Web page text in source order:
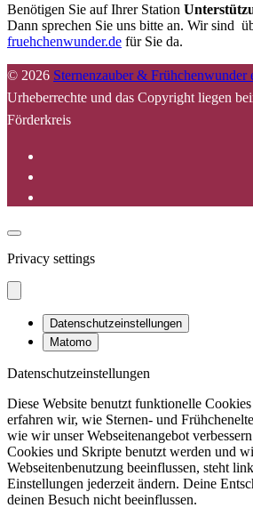
Benötigen Sie auf Ihrer Station
Dann sprechen Sie uns bitte an. Wir sind
fruehchenwunder.de für Sie da.
© 2026 Sternenzauber & Frühchenwunder
Urheberrechte und das Copyright liegen
Förderkreis
Privacy settings
Datenschutzeinstellungen
Matomo
Datenschutzeinstellungen
Diese Website benutzt funktionelle
erfahren wir, wie Sternen- und
wie wir unser Webseitenangebot
Cookies und Skripte benutzt werden und
Webseitenbenutzung beeinflussen, steht
Einstellungen jederzeit ändern. Deine
deinen Besuch nicht beeinflussen.